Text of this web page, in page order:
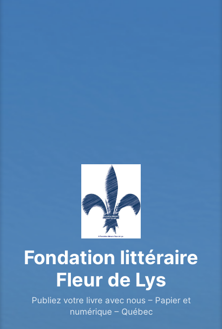
Fondation littéraire
Fleur de Lys
Publiez votre livre avec nous – Papier et
numérique – Québec